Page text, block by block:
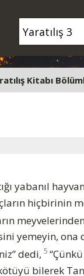
Kitabı
yabanıl
hiçbirinin
yemeyin,
dedi, 5
bilerek